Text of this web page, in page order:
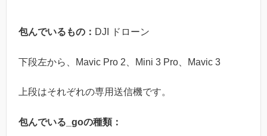
包んでいるもの： DJI ドローン
下段左から、Mavic Pro 2、Mini 3 Pro、Mavic 3
上段はそれぞれの専用送信機です。
包んでいる_goの種類：